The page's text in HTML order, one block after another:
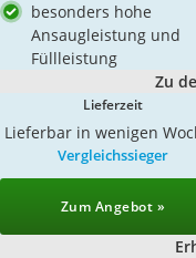
besonders hohe
Ansaugleistung und
Füllleistung
Zu
Lieferzeit
Lieferbar in wenigen
Vergleichssieger
Zum Angebot »